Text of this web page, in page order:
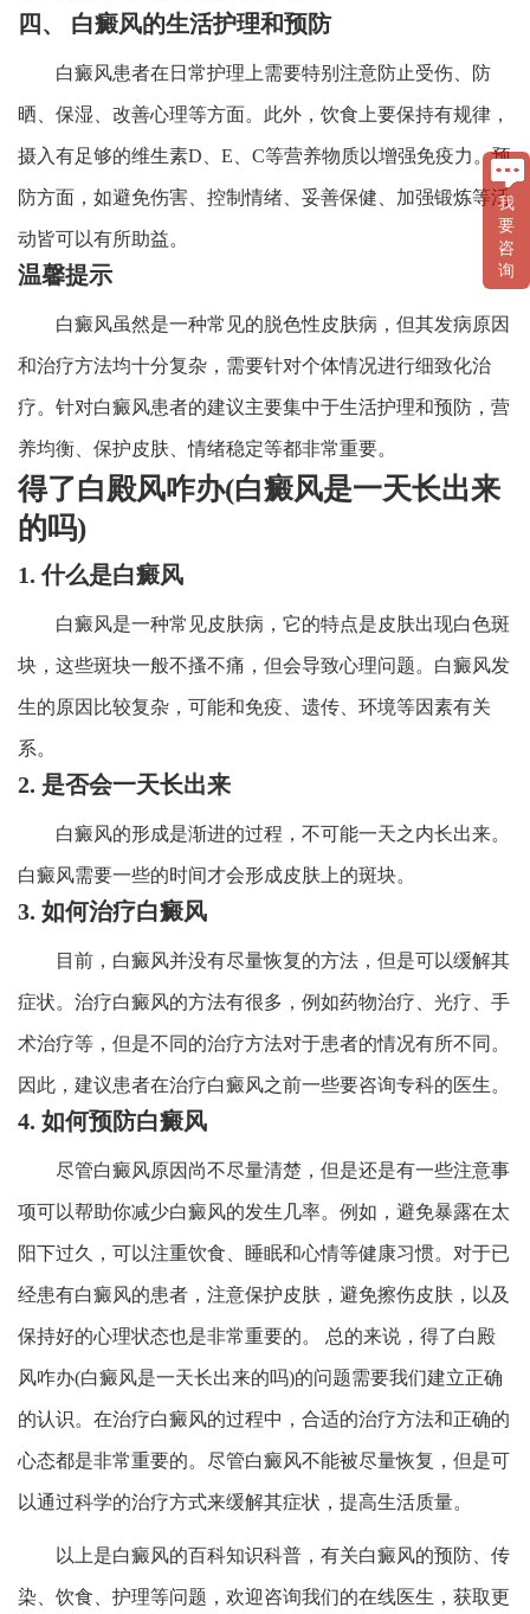
四、 白癜风的生活护理和预防
白癜风患者在日常护理上需要特别注意防止受伤、防
晒、保湿、改善心理等方面。此外，饮食上要保持有规律，
摄入有足够的维生素D、E、C等营养物质以增强免疫力。预
防方面，如避免伤害、控制情绪、妥善保健、加强锻炼等活
动皆可以有所助益。
温馨提示
白癜风虽然是一种常见的脱色性皮肤病，但其发病原因
和治疗方法均十分复杂，需要针对个体情况进行细致化治
疗。针对白癜风患者的建议主要集中于生活护理和预防，营
养均衡、保护皮肤、情绪稳定等都非常重要。
得了白殿风咋办(白癜风是一天长出来
的吗)
1. 什么是白癜风
白癜风是一种常见皮肤病，它的特点是皮肤出现白色斑
块，这些斑块一般不搔不痛，但会导致心理问题。白癜风发
生的原因比较复杂，可能和免疫、遗传、环境等因素有关
系。
2. 是否会一天长出来
白癜风的形成是渐进的过程，不可能一天之内长出来。
白癜风需要一些的时间才会形成皮肤上的斑块。
3. 如何治疗白癜风
目前，白癜风并没有尽量恢复的方法，但是可以缓解其
症状。治疗白癜风的方法有很多，例如药物治疗、光疗、手
术治疗等，但是不同的治疗方法对于患者的情况有所不同。
因此，建议患者在治疗白癜风之前一些要咨询专科的医生。
4. 如何预防白癜风
尽管白癜风原因尚不尽量清楚，但是还是有一些注意事
项可以帮助你减少白癜风的发生几率。例如，避免暴露在太
阳下过久，可以注重饮食、睡眠和心情等健康习惯。对于已
经患有白癜风的患者，注意保护皮肤，避免擦伤皮肤，以及
保持好的心理状态也是非常重要的。 总的来说，得了白殿
风咋办(白癜风是一天长出来的吗)的问题需要我们建立正确
的认识。在治疗白癜风的过程中，合适的治疗方法和正确的
心态都是非常重要的。尽管白癜风不能被尽量恢复，但是可
以通过科学的治疗方式来缓解其症状，提高生活质量。
以上是白癜风的百科知识科普，有关白癜风的预防、传
染、饮食、护理等问题，欢迎咨询我们的在线医生，获取更
我
要
咨
询